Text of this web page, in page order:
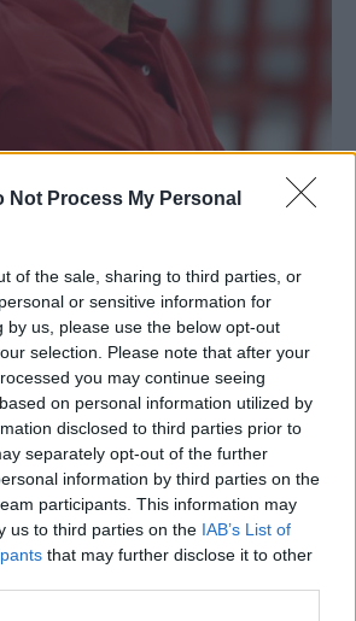
Not Process My Personal
of the sale, sharing to third parties, or
or sensitive information for
by us, please use the below opt-out
selection. Please note that after your
you may continue seeing
on personal information utilized by
disclosed to third parties prior to
separately opt-out of the further
information by third parties on the
participants. This information may
us to third parties on the IAB’s List of
that may further disclose it to other
Τιλί!
της Γαλλίας, Λοράν Τιλί
μας για να δει τον γιο του Κιμ που
μπάσκετ του Ολυμπιακού και
στο κλειστό του Ρέντη την
Ηρακλής για το Λιγκ Καπ «Νίκος